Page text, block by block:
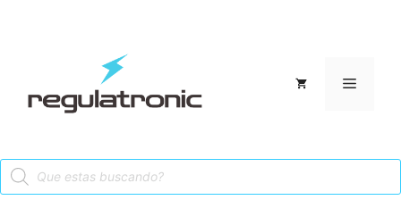
Menú
Products
search